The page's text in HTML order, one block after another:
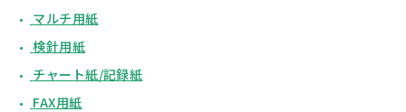
マルチ用紙
検針用紙
チャート紙/記録紙
FAX用紙